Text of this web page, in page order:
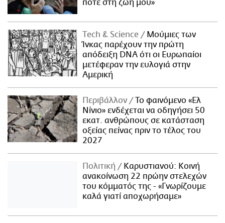
ποτέ στη ζωή μου»
Τech & Science
Μούμιες των
Ίνκας παρέχουν την πρώτη
απόδειξη DNA ότι οι Ευρωπαίοι
μετέφεραν την ευλογιά στην
Αμερική
Περιβάλλον
Το φαινόμενο «Ελ
Νίνιο» ενδέχεται να οδηγήσει 50
εκατ. ανθρώπους σε κατάσταση
οξείας πείνας πριν το τέλος του
2027
Πολιτική
Καρυστιανού: Κοινή
ανακοίνωση 22 πρώην στελεχών
του κόμματός της - «Γνωρίζουμε
καλά γιατί αποχωρήσαμε»